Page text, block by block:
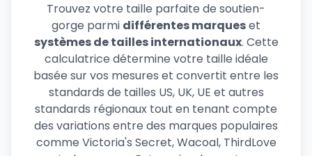
Trouvez votre taille parfaite de soutien-
gorge parmi différentes marqueset
systèmes de tailles internationaux. Cette
calculatrice détermine votre taille idéale
basée sur vos mesures et convertit entre les
standards de tailles US, UK, UE et autres
standards régionaux tout en tenant compte
des variations entre des marques populaires
comme Victoria's Secret, Wacoal, ThirdLove